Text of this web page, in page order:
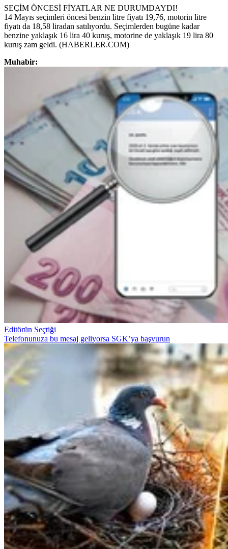
SEÇİM ÖNCESİ FİYATLAR NE DURUMDAYDI!
14 Mayıs seçimleri öncesi benzin litre fiyatı 19,76, motorin litre
fiyatı da 18,58 liradan satılıyordu. Seçimlerden bugüne kadar
benzine yaklaşık 16 lira 40 kuruş, motorine de yaklaşık 19 lira 80
kuruş zam geldi. (HABERLER.COM)
Muhabir:
Editörün Seçtiği
Telefonunuza bu mesaj geliyorsa SGK’ya başvurun